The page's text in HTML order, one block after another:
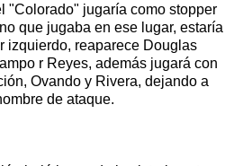
"Colorado" jugaría como stopper
que jugaba en ese lugar, estaría
izquierdo, reaparece Douglas
r Reyes, además jugará con
Ovando y Rivera, dejando a
de ataque.